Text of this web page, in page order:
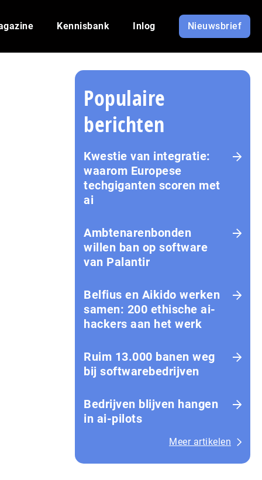
Kennisbank Inlog Nieuwsbrief
Populaire
berichten
Kwestie van integratie:
waarom Europese
techgiganten scoren met
ai
Amb­te­na­ren­bon­den
willen ban op software
van Palantir
Belfius en Aikido werken
samen: 200 ethische ai-
hackers aan het werk
Ruim 13.000 banen weg
bij softwarebedrijven
Bedrijven blijven hangen
in ai-pilots
Meer artikelen